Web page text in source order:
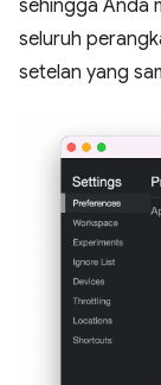
sehingga Anda
seluruh
setelan yang